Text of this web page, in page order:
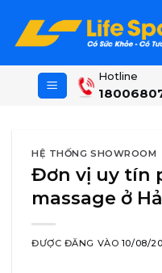
content
Hotline
HỆ THỐNG SHOWROOM
Đơn vị uy tín
massage ở
ĐƯỢC ĐĂNG VÀO 10/08/